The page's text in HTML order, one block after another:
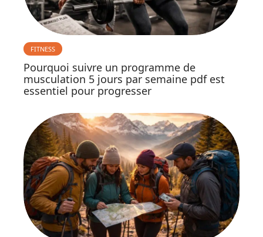
FITNESS
Pourquoi suivre un programme de
musculation 5 jours par semaine pdf est
essentiel pour progresser